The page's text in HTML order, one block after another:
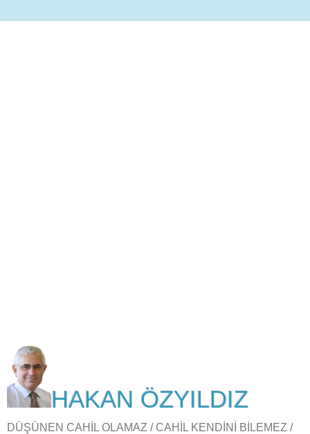
HAKAN ÖZYILDIZ
DÜŞÜNEN CAHİL OLAMAZ / CAHİL KENDİNİ BİLEMEZ /